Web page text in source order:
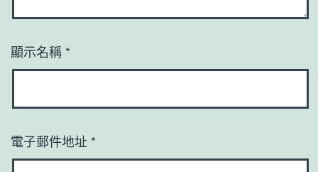
顯示名稱 *
電子郵件地址 *